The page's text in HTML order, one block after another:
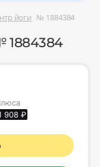
йоги № 1884384
1884384
908 ₽